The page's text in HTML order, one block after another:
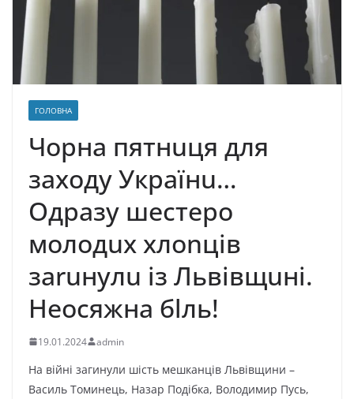
ГОЛОВНА
Чорна пятнuця для
заходу Українu…
Одразу шестеро
молодuх хлоnців
заruнулu із Львівщuнi.
Неосяжна бlль!
19.01.2024 admin
На війні загинули шість мешканців Львівщини –
Василь Томинець, Назар Подібка, Володимир Пусь,